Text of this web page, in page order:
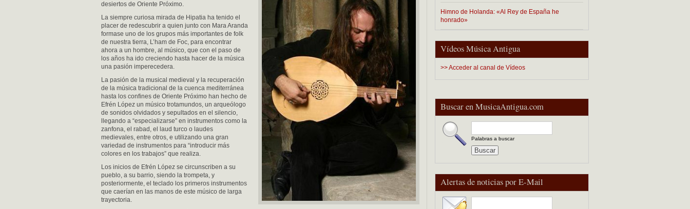
Himno de Holanda: «Al Rey de España he
honrado»
Vídeos Música Antigua
>> Acceder al canal de Vídeos
Buscar en MusicaAntigua.com
Palabras a buscar
Alertas de noticias por E-Mail
desiertos de Oriente Próximo.
La siempre curiosa mirada de Hipatia ha tenido el
placer de redescubrir a quien junto con Mara Aranda
formase uno de los grupos más importantes de folk
de nuestra tierra, L’ham de Foc, para encontrar
ahora a un hombre, al músico, que con el paso de
los años ha ido creciendo hasta hacer de la música
una pasión imperecedera.
La pasión de la musical medieval y la recuperación
de la música tradicional de la cuenca mediterránea
hasta los confines de Oriente Próximo han hecho de
Efrén López un músico trotamundos, un arqueólogo
de sonidos olvidados y sepultados en el silencio,
llegando a “especializarse” en instrumentos como la
zanfona, el rabad, el laud turco o laudes
medievales, entre otros, e utilizando una gran
variedad de instrumentos para “introducir más
colores en los trabajos” que realiza.
Los inicios de Efrén López se circunscriben a su
pueblo, a su barrio, siendo la trompeta, y
posteriormente, el teclado los primeros instrumentos
que caerían en las manos de este músico de larga
trayectoria.